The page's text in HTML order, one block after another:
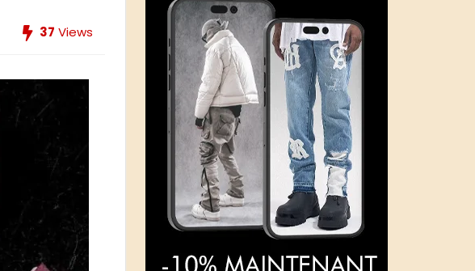
37 Views